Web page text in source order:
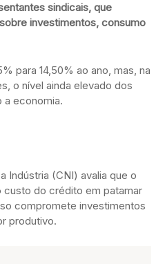
sindicais, que
investimentos, consumo
para 14,50% ao ano, mas, na
o nível ainda elevado dos
a economia.
Indústria (CNI) avalia que o
do crédito em patamar
compromete investimentos
produtivo.